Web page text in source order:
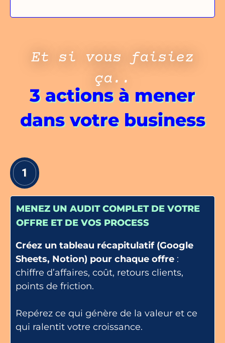
Et si vous faisiez
ça..
3 actions à mener
dans votre business
1
MENEZ UN AUDIT COMPLET DE VOTRE
OFFRE ET DE VOS PROCESS
Créez un tableau récapitulatif (Google
Sheets, Notion) pour chaque offre :
chiffre d’affaires, coût, retours clients,
points de friction.
Repérez ce qui génère de la valeur et ce
qui ralentit votre croissance.